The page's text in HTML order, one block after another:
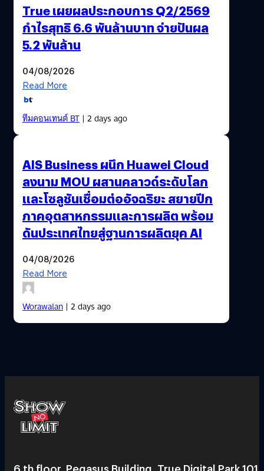
True เผยผลประกอบการ Q2/2569
กำไรสุทธิ 6.6 พันล้านบาท จ่ายปันผล
5.2 พันล้าน
04/08/2026
Read More
ทีมคอนเทนต์ BT| 2 days ago
AIS Business ผนึก Huawei Cloud
ลงนาม MOU ผสานคลาวด์ระดับโลก
และโซลูชันเชื่อมต่ออัจฉริยะ สยายปีก
ภาคอุตสาหกรรมและการผลิต พร้อม
ดันประเทศไทยสู่ฐานการผลิตยุค AI
04/08/2026
Read More
Worawalan| 2 days ago